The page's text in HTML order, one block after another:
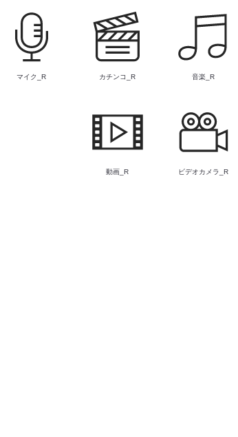
マイク_R カチンコ_R 音楽_R
動画_R ビデオカメラ_R